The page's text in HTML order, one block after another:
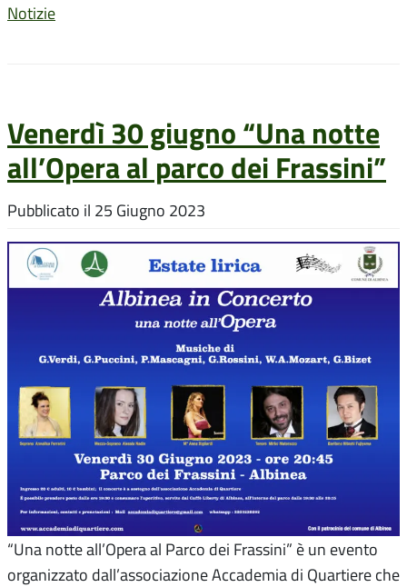
Notizie
Venerdì 30 giugno “Una notte
all’Opera al parco dei Frassini”
Pubblicato il 25 Giugno 2023
“Una notte all’Opera al Parco dei Frassini” è un evento
organizzato dall’associazione Accademia di Quartiere che